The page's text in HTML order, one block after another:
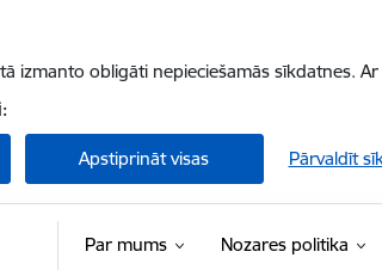
izmanto obligāti nepieciešamās sīkdatnes.
Apstiprināt visas Pārvaldīt
Par mums Nozares politika